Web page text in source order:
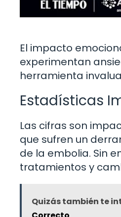
El impacto
experimentan
herramienta
Estadísticas
Las cifras son
que sufren un
de la embolia. Sin
tratamientos y
Quizás también te